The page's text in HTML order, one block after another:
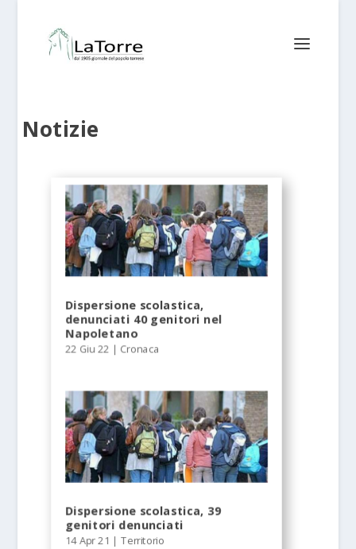
Notizie
Dispersione scolastica,
denunciati 40 genitori nel
Napoletano
22 Giu 22 | Cronaca
Dispersione scolastica, 39
genitori denunciati
14 Apr 21 |Territorio